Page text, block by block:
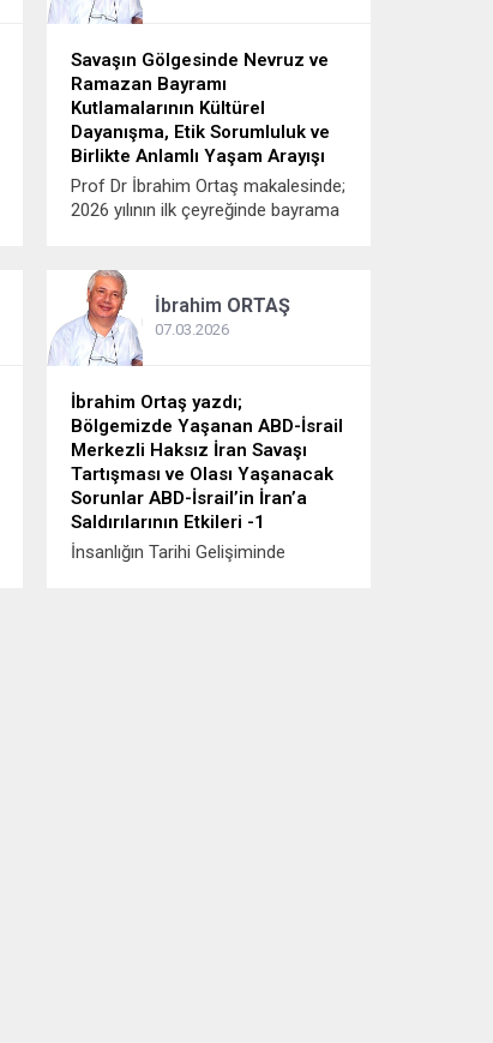
Savaşın Gölgesinde Nevruz ve
Ramazan Bayramı
Kutlamalarının Kültürel
Dayanışma, Etik Sorumluluk ve
Birlikte Anlamlı Yaşam Arayışı
Prof Dr İbrahim Ortaş makalesinde;
2026 yılının ilk çeyreğinde bayrama
bayramı geliyor. İran ve Orta Asya
ülkeleri için en önemli bayram
Nevruz’dur . Savaş olmasaydı, bu
yıl iki bayramın aynı ana denk...
İbrahim ORTAŞ
07.03.2026
İbrahim Ortaş yazdı;
Bölgemizde Yaşanan ABD-İsrail
Merkezli Haksız İran Savaşı
Tartışması ve Olası Yaşanacak
Sorunlar ABD-İsrail’in İran’a
Saldırılarının Etkileri -1
İnsanlığın Tarihi Gelişiminde